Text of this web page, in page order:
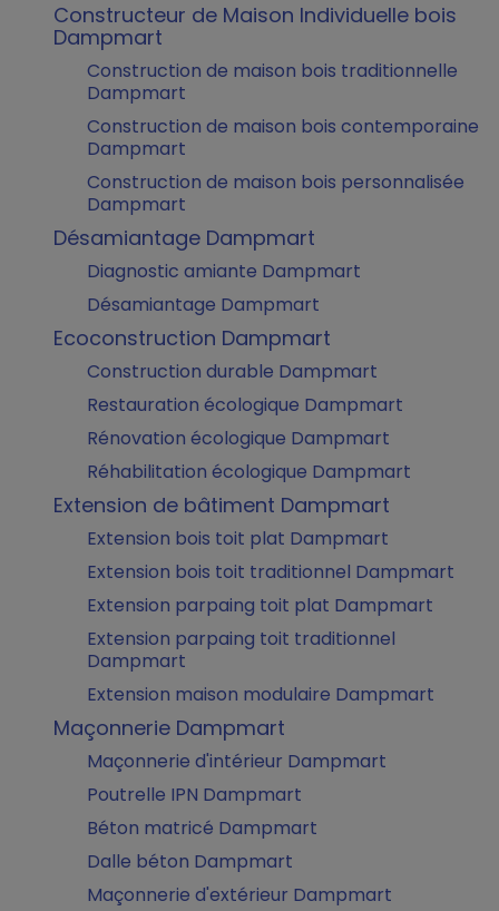
Constructeur de Maison Individuelle bois
Dampmart
Construction de maison bois traditionnelle
Dampmart
Construction de maison bois contemporaine
Dampmart
Construction de maison bois personnalisée
Dampmart
Désamiantage Dampmart
Diagnostic amiante Dampmart
Désamiantage Dampmart
Ecoconstruction Dampmart
Construction durable Dampmart
Restauration écologique Dampmart
Rénovation écologique Dampmart
Réhabilitation écologique Dampmart
Extension de bâtiment Dampmart
Extension bois toit plat Dampmart
Extension bois toit traditionnel Dampmart
Extension parpaing toit plat Dampmart
Extension parpaing toit traditionnel
Dampmart
Extension maison modulaire Dampmart
Maçonnerie Dampmart
Maçonnerie d'intérieur Dampmart
Poutrelle IPN Dampmart
Béton matricé Dampmart
Dalle béton Dampmart
Maçonnerie d'extérieur Dampmart